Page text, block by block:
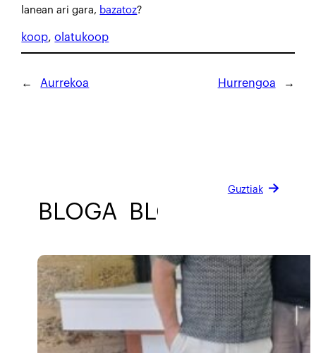
lanean ari gara, bazatoz?
koop, olatukoop
← Aurrekoa Hurrengoa →
BLOGA BLOGA
Guztiak